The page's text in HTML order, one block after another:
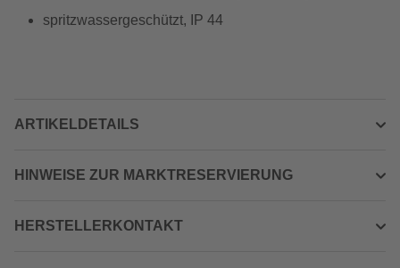
spritzwassergeschützt, IP 44
ARTIKELDETAILS
HINWEISE ZUR MARKTRESERVIERUNG
HERSTELLERKONTAKT